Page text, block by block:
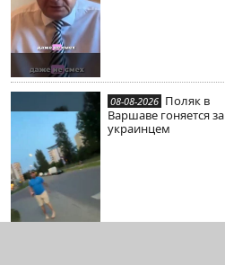
08-08-2026 Поляк в
Варшаве гоняется за
украинцем